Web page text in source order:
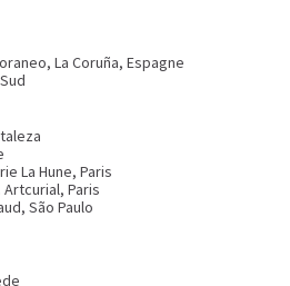
La Coruña, Espagne
La Hune, Paris
Paris
São Paulo